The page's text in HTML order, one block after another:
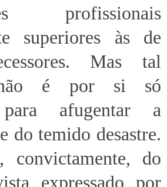
profissionais
superiores às de
Mas tal
não é por si só
afugentar a
do temido desastre.
convictamente, do
expressado por